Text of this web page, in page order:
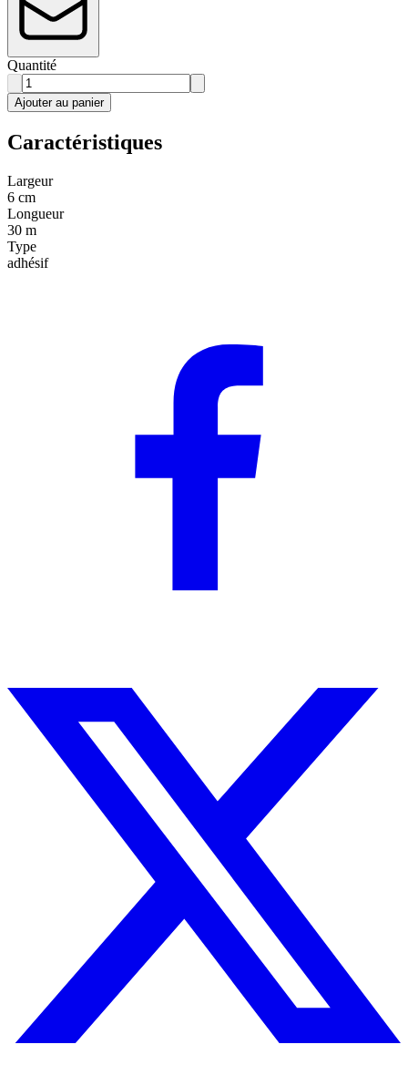
Quantité
Ajouter au panier
Caractéristiques
Largeur
6 cm
Longueur
30 m
Type
adhésif